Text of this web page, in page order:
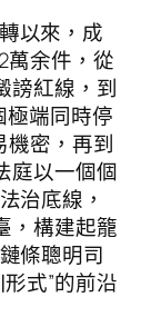
以來，成
萬余件，從
謗紅線，到
端同時停
機密，再到
庭以一個個
治底線，
，構建起籠
條聰明司
式”的前沿